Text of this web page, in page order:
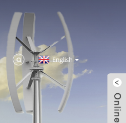
English